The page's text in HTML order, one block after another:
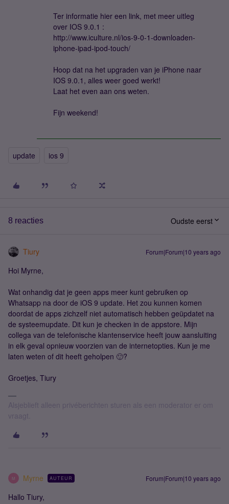
Ter informatie hier een link, met meer uitleg
over IOS 9.0.1 :
http://www.iculture.nl/ios-9-0-1-downloaden-
iphone-ipad-ipod-touch/
Hoop dat na het upgraden van je iPhone naar
IOS 9.0.1, alles weer goed werkt!
Laat het even aan ons weten.
Fijn weekend!
update ios 9
8 reacties Oudste eerst
Tiury Forum|Forum|10 years ago
Hoi Myrne,
Wat onhandig dat je geen apps meer kunt gebruiken op
Whatsapp na door de iOS 9 update. Het zou kunnen komen
doordat de apps zichzelf niet automatisch hebben geüpdatet na
de systeemupdate. Dit kun je checken in de appstore. Mijn
collega van de telefonische klantenservice heeft jouw aansluiting
in elk geval opnieuw voorzien van de internetopties. Kun je me
laten weten of dit heeft geholpen 🙂?
Groetjes, Tiury
Alsjeblieft alleen privéberichten sturen als een moderator er om
vraagt.
M Myrne AUTEUR Forum|Forum|10 years ago
Hallo Tiury,